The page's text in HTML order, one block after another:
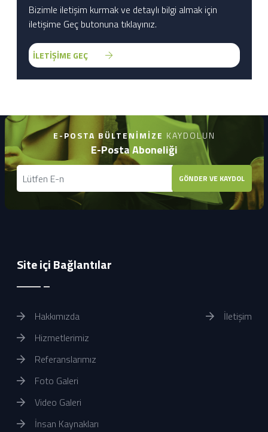
Bizimle iletişim kurmak ve detaylı bilgi almak için
iletişime Geç butonuna tıklayınız.
İLETİŞİME GEÇ
E-POSTA BÜLTENIMIZE KAYDOLUN
E-Posta Aboneliği
GÖNDER VE KAYDOL
Site içi Bağlantılar
Hakkımızda
Hizmetlerimiz
Referanslarımız
Foto Galeri
Video Galeri
İnsan Kaynakları
İletişim